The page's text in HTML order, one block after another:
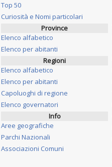
Top 50
Curiosità e Nomi particolari
Province
Elenco alfabetico
Elenco per abitanti
Regioni
Elenco alfabetico
Elenco per abitanti
Capoluoghi di regione
Elenco governatori
Info
Aree geografiche
Parchi Nazionali
Associazioni Comuni